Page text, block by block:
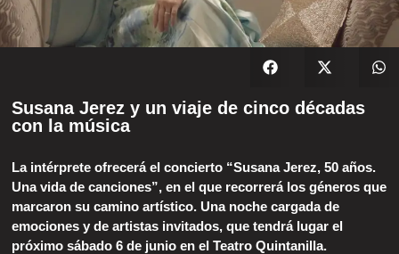
Susana Jerez y un viaje de cinco décadas
con la música
La intérprete ofrecerá el concierto “Susana Jerez, 50 años.
Una vida de canciones”, en el que recorrerá los géneros que
marcaron su camino artístico. Una noche cargada de
emociones y de artistas invitados, que tendrá lugar el
próximo sábado 6 de junio en el Teatro Quintanilla.